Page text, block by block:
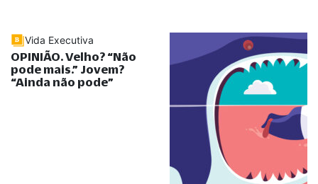
Vida Executiva
OPINIÃO. Velho? “Não
pode mais.” Jovem?
“Ainda não pode”